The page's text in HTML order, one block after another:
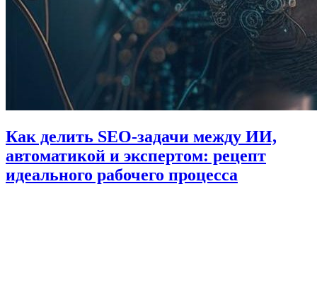
Как делить SEO-задачи между ИИ,
автоматикой и экспертом: рецепт
идеального рабочего процесса